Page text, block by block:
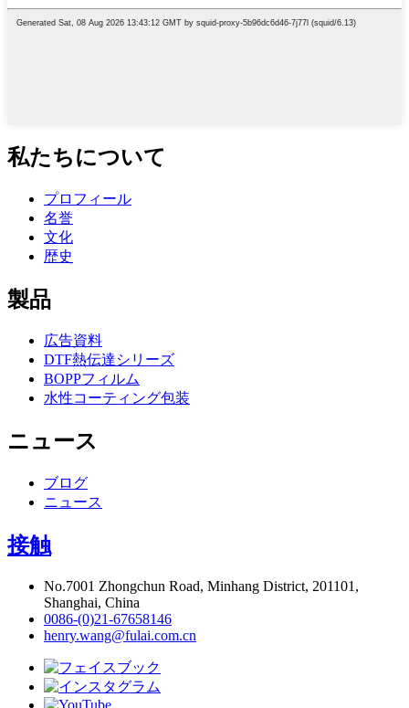
私たちについて
プロフィール
名誉
文化
歴史
製品
広告資料
DTF熱伝達シリーズ
BOPPフィルム
水性コーティング包装
ニュース
ブログ
ニュース
接触
No.7001 Zhongchun Road, Minhang District, 201101,
Shanghai, China
0086-(0)21-67658146
henry.wang@fulai.com.cn